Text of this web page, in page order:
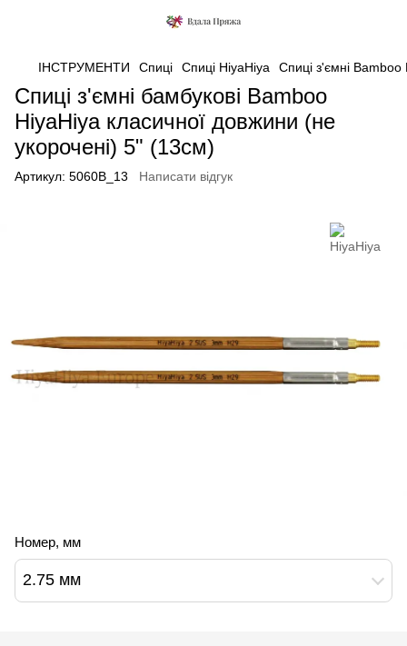
ІНСТРУМЕНТИ Спиці Спиці HiyaHiya Спиці з'ємні
Спиці з'ємні бамбукові Bamboo
HiyaHiya класичної довжини (не
укорочені) 5" (13см)
Артикул: 5060B_13 Написати відгук
Номер, мм
2.75 мм